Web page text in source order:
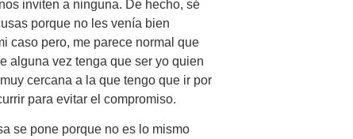
inviten a ninguna. De hecho, sé
porque no les venía bien
caso pero, me parece normal que
alguna vez tenga que ser yo quien
cercana a la que tengo que ir por
para evitar el compromiso.
se pone porque no es lo mismo